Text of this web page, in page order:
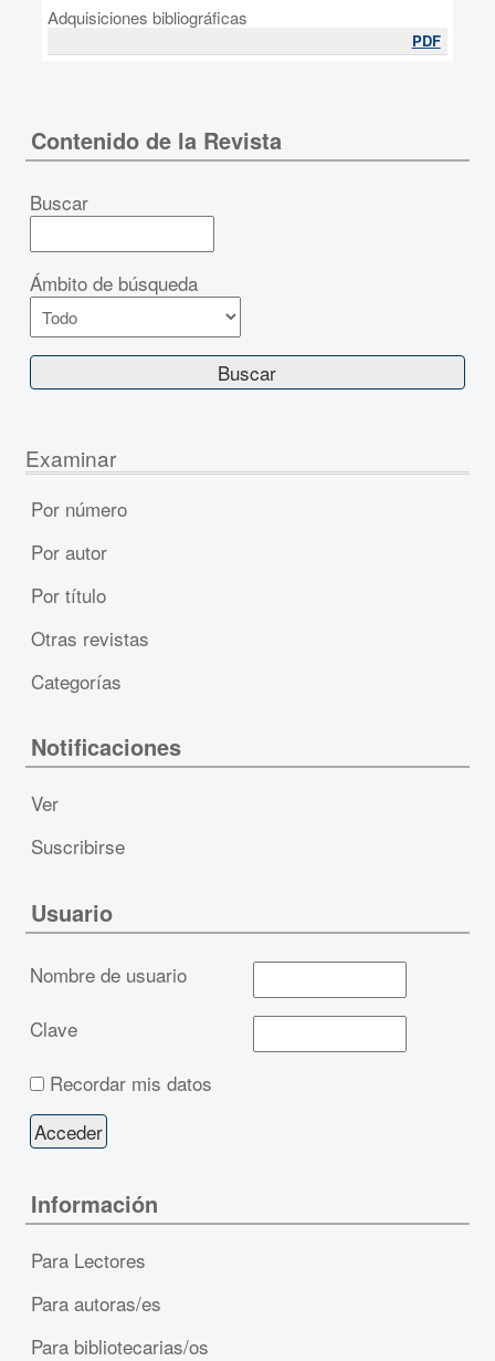
Adquisiciones bibliográficas
PDF
Contenido de la Revista
Buscar
Ámbito de búsqueda
Examinar
Por número
Por autor
Por título
Otras revistas
Categorías
Notificaciones
Ver
Suscribirse
Usuario
Nombre de usuario
Clave
Recordar mis datos
Información
Para Lectores
Para autoras/es
Para bibliotecarias/os